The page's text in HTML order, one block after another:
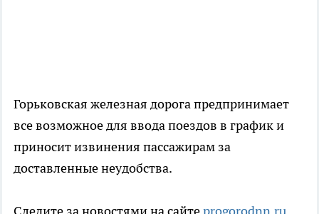
Горьковская железная дорога предпринимает
все возможное для ввода поездов в график и
приносит извинения пассажирам за
доставленные неудобства.